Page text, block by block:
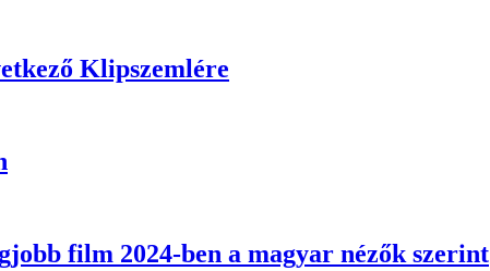
Klipszemlére
film 2024-ben a magyar nézők szerint